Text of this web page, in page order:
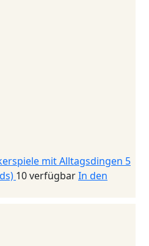
mit Alltagsdingen 5
10 verfügbarIn den